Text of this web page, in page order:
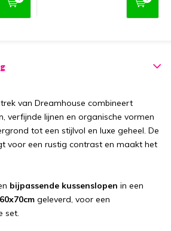
van Dreamhouse combineert
verfijnde lijnen en organische vormen
tot een stijlvol en luxe geheel. De
voor een rustig contrast en maakt het
bijpassende kussenslopen in een
geleverd, voor een
set.